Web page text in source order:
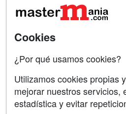
Contactar
Copyleft
Cookies
¿Por qué usamos cookies?
Utilizamos cookies propias
mejorar nuestros servicios,
estadística y evitar